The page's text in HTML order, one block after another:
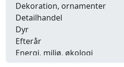
Dekoration, ornamenter
Detailhandel
Dyr
Efterår
Energi, miljø, økologi